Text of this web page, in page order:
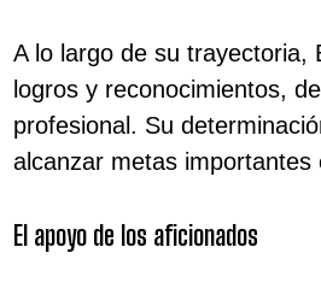
A lo largo de su trayectoria,
logros y reconocimientos,
profesional. Su
alcanzar metas importantes
El apoyo de los aficionados